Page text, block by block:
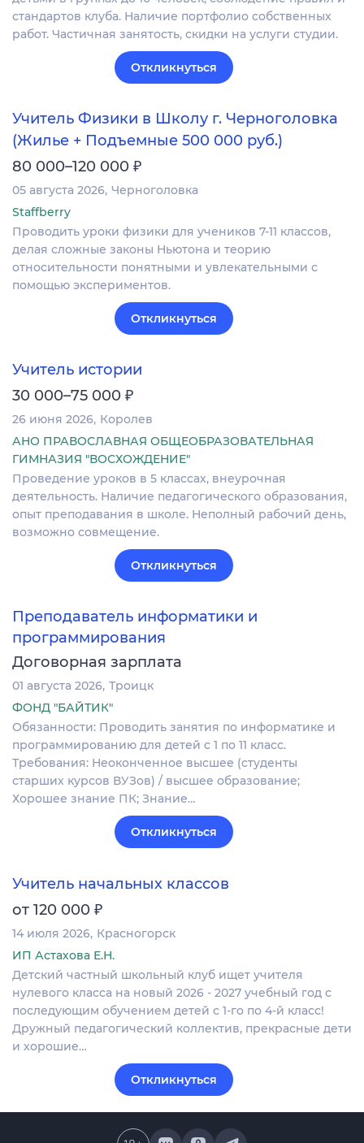
стандартов клуба. Наличие портфолио собственных
работ. Частичная занятость, скидки на услуги студии.
Откликнуться
Учитель Физики в Школу г. Черноголовка
(Жилье + Подъемные 500 000 руб.)
80 000–120 000 ₽
05 августа 2026 Черноголовка
Staffberry
Проводить уроки физики для учеников 7-11 классов,
делая сложные законы Ньютона и теорию
относительности понятными и увлекательными с
помощью экспериментов.
Откликнуться
Учитель истории
30 000–75 000 ₽
26 июня 2026 Королев
АНО ПРАВОСЛАВНАЯ ОБЩЕОБРАЗОВАТЕЛЬНАЯ
ГИМНАЗИЯ "ВОСХОЖДЕНИЕ"
Проведение уроков в 5 классах, внеурочная
деятельность. Наличие педагогического образования,
опыт преподавания в школе. Неполный рабочий день,
возможно совмещение.
Откликнуться
Преподаватель информатики и
программирования
Договорная зарплата
01 августа 2026 Троицк
ФОНД "БАЙТИК"
Обязанности: Проводить занятия по информатике и
программированию для детей с 1 по 11 класс.
Требования: Неоконченное высшее (студенты
старших курсов ВУЗов) / высшее образование;
Хорошее знание ПК; Знание…
Откликнуться
Учитель начальных классов
от 120 000 ₽
14 июля 2026 Красногорск
ИП Астахова Е.Н.
Детский частный школьный клуб ищет учителя
нулевого класса на новый 2026 - 2027 учебный год с
последующим обучением детей с 1-го по 4-й класс!
Дружный педагогический коллектив, прекрасные дети
и хорошие…
Откликнуться